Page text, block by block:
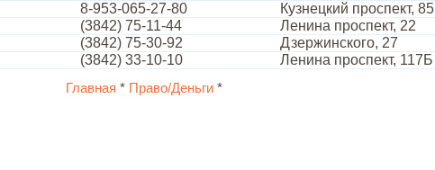
8-953-065-27-80
Кузнецкий проспект, 85
(3842) 75-11-44
Ленина проспект, 22
(3842) 75-30-92
Дзержинского, 27
(3842) 33-10-10 Ленина проспект, 117Б
Главная * Право/Деньги *